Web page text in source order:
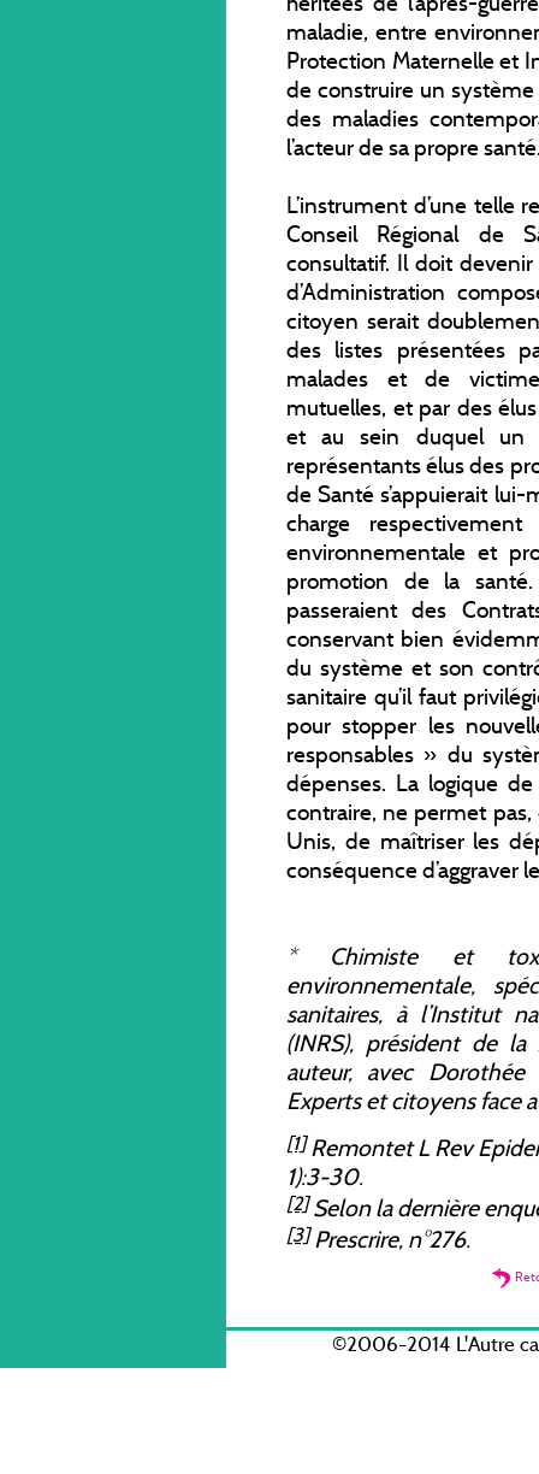
maladie, entre
Protection Maternelle et
de construire un
des maladies
l’acteur de sa propre
L’instrument d’une telle
Conseil Régional de
consultatif. Il doit
d’Administration
citoyen serait
des listes présentées
malades et de
mutuelles, et par des
et au sein duquel un
représentants élus des
de Santé s’appuierait
charge
environnementale et
promotion de la
passeraient des
conservant bien
du système et son
sanitaire qu’il faut
pour stopper les
responsables » du
dépenses. La logique
contraire, ne permet
Unis, de maîtriser les
conséquence d’aggraver
*Chimiste et
environnementale,
sanitaires, à l’Institut
(INRS), président de la
auteur, avec
Experts et citoyens face
[1]Remontet L Rev
1):3-30.
[2]Selon la dernière
[3] Prescrire, n°276.
©2006-2014 L'Autre